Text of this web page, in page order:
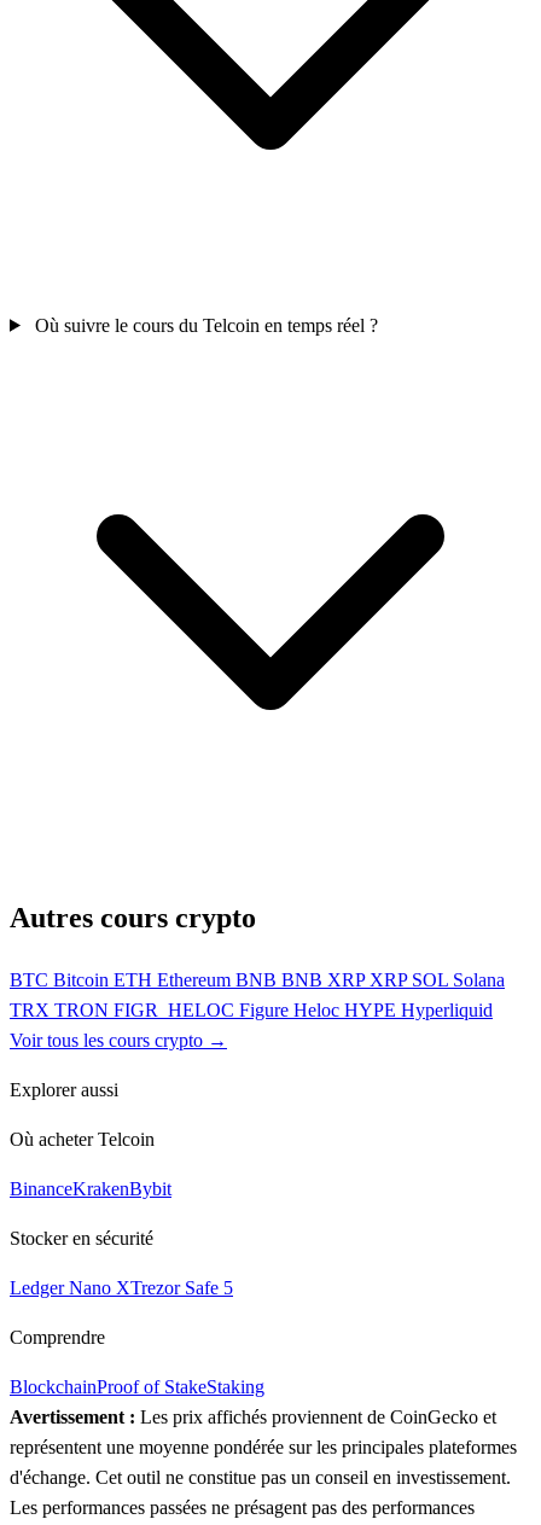
Où suivre le cours du Telcoin en temps réel ?
Autres cours crypto
BTC Bitcoin ETH Ethereum BNB BNB XRP XRP SOL Solana
TRX TRON FIGR_HELOC Figure Heloc HYPE Hyperliquid
Voir tous les cours crypto →
Explorer aussi
Où acheter Telcoin
BinanceKrakenBybit
Stocker en sécurité
Ledger Nano XTrezor Safe 5
Comprendre
BlockchainProof of StakeStaking
Avertissement : Les prix affichés proviennent de CoinGecko et
représentent une moyenne pondérée sur les principales plateformes
d'échange. Cet outil ne constitue pas un conseil en investissement.
Les performances passées ne présagent pas des performances